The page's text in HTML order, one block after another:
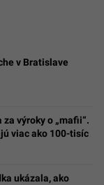
v Bratislave
výroky o „mafii“.
viac ako 100-tisíc
ukázala, ako